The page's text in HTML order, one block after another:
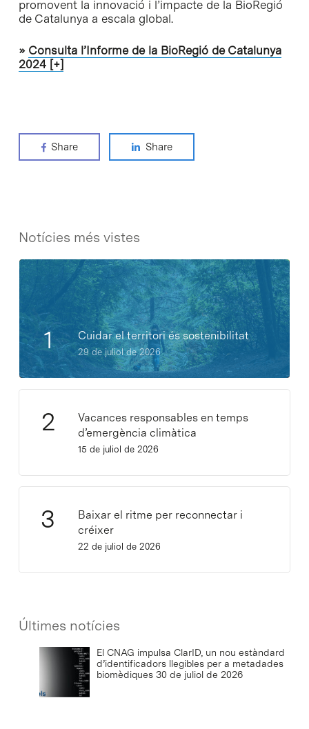
promovent la innovació i l’impacte de la BioRegió
de Catalunya a escala global.
» Consulta l’Informe de la BioRegió de Catalunya
2024 [+]
Share Share
Notícies més vistes
Cuidar el territori és sostenibilitat
29 de juliol de 2026
Vacances responsables en temps
d’emergència climàtica
15 de juliol de 2026
Baixar el ritme per reconnectar i
créixer
22 de juliol de 2026
Últimes notícies
El CNAG impulsa ClarID, un nou estàndard
d’identificadors llegibles per a metadades
biomèdiques 30 de juliol de 2026